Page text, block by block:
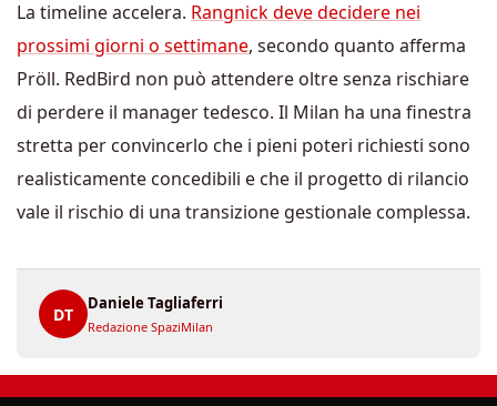
La timeline accelera. Rangnick deve decidere nei
prossimi giorni o settimane, secondo quanto afferma
Pröll. RedBird non può attendere oltre senza rischiare
di perdere il manager tedesco. Il Milan ha una finestra
stretta per convincerlo che i pieni poteri richiesti sono
realisticamente concedibili e che il progetto di rilancio
vale il rischio di una transizione gestionale complessa.
DT
Daniele Tagliaferri
Redazione SpaziMilan